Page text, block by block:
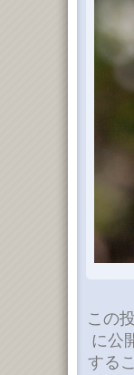
この
に公
する